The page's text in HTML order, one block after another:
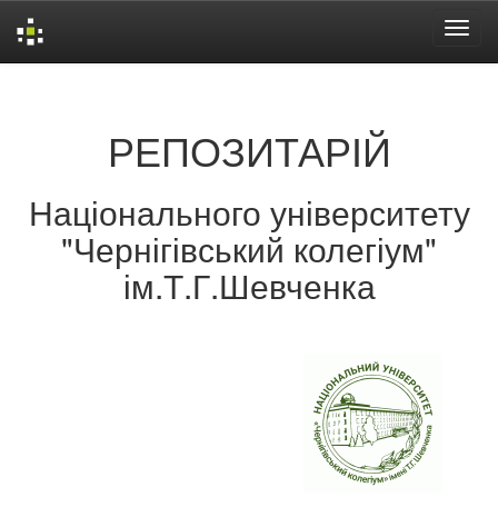
РЕПОЗИТАРІЙ
Національного університету
"Чернігівський колегіум"
ім.Т.Г.Шевченка